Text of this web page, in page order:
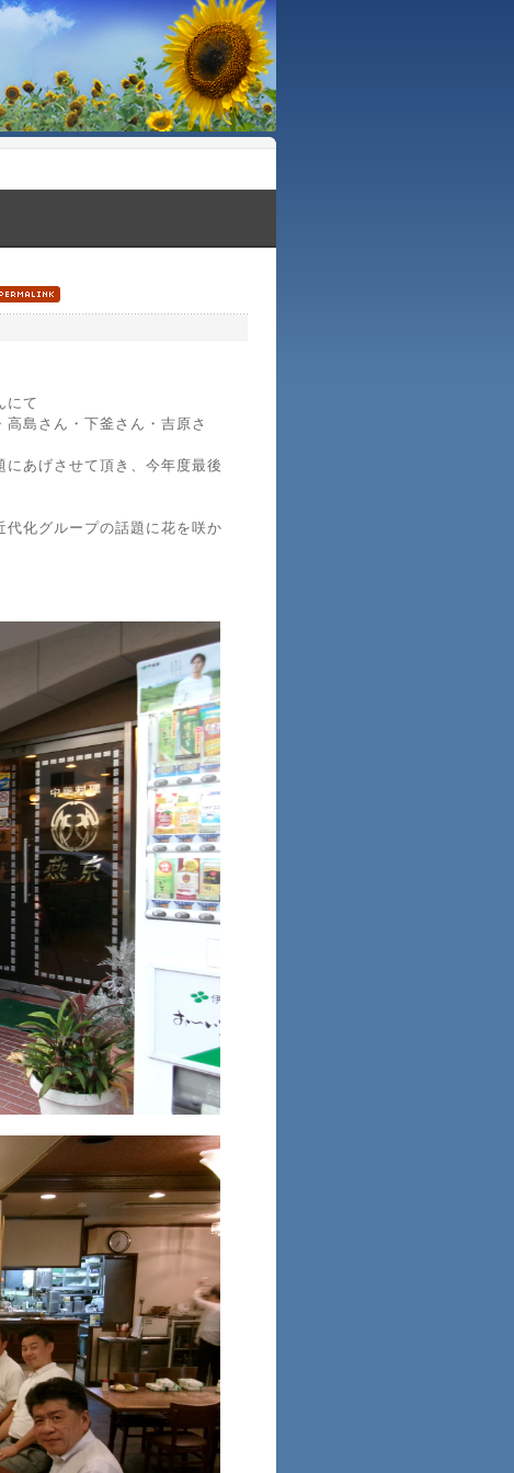
にて
島さん・下釜さん・吉原さ
あげさせて頂き、今年度最後
化グループの話題に花を咲か